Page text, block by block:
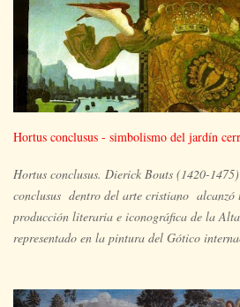
Hortus conclusus - simbolismo del jardín
Hortus conclusus. Dierick Bouts (1420-
conclusus dentro del arte cristiano alcanzó
producción literaria e iconográfica de la
representado en la pintura del Gótico
también otras imágenes simbólicas de la